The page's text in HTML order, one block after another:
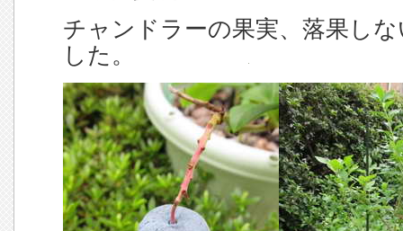
チャンドラーの果実、落果し
した。